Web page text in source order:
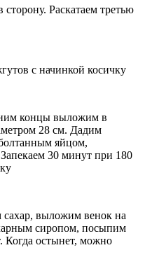
Раскатаем третью
с начинкой косичку
концы выложим в
28 см. Дадим
яйцом,
Запекаем 30 минут при 180
сахар, выложим венок на
сиропом, посыпим
Когда остынет, можно